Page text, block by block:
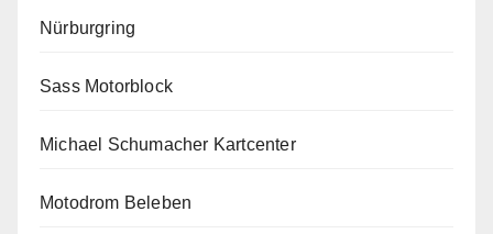
Nürburgring
Sass Motorblock
Michael Schumacher Kartcenter
Motodrom Beleben